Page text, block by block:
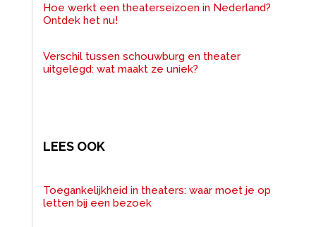
Hoe werkt een theaterseizoen in Nederland?
Ontdek het nu!
Verschil tussen schouwburg en theater
uitgelegd: wat maakt ze uniek?
LEES OOK
Toegankelijkheid in theaters: waar moet je op
letten bij een bezoek